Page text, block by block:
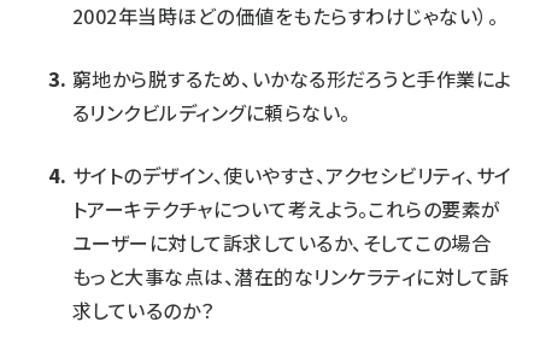
2002年当時ほどの価値をもたらすわけじゃない）。
窮地から脱するため、いかなる形だろうと手作業によ
るリンクビルディングに頼らない。
サイトのデザイン、使いやすさ、アクセシビリティ、サイ
トアーキテクチャについて考えよう。これらの要素が
ユーザーに対して訴求しているか、そしてこの場合
もっと大事な点は、潜在的なリンケラティに対して訴
求しているのか？